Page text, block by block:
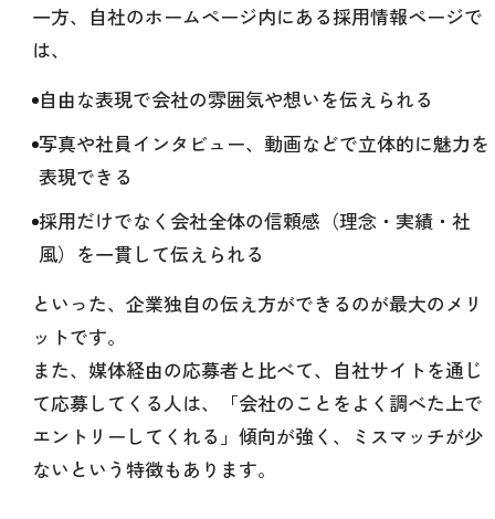
一方、自社のホームページ内にある採用情報ページで
は、
自由な表現で会社の雰囲気や想いを伝えられる
写真や社員インタビュー、動画などで立体的に魅力を
表現できる
採用だけでなく会社全体の信頼感（理念・実績・社
風）を一貫して伝えられる
といった、企業独自の伝え方ができるのが最大のメリ
ットです。
また、媒体経由の応募者と比べて、自社サイトを通じ
て応募してくる人は、「会社のことをよく調べた上で
エントリーしてくれる」傾向が強く、ミスマッチが少
ないという特徴もあります。